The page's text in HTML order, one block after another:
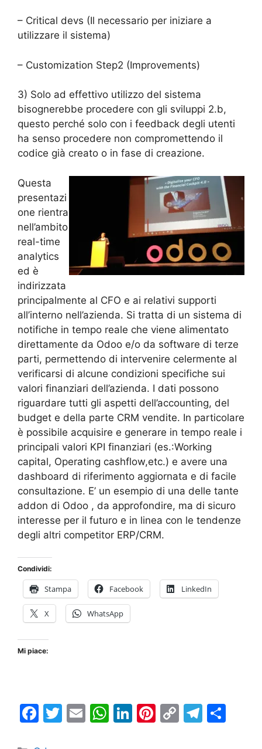
– Critical devs (Il necessario per iniziare a
utilizzare il sistema)
– Customization Step2 (Improvements)
3) Solo ad effettivo utilizzo del sistema
bisognerebbe procedere con gli sviluppi 2.b,
questo perché solo con i feedback degli utenti
ha senso procedere non compromettendo il
codice già creato o in fase di creazione.
Questa
presentazi
one rientra
nell’ambito
real-time
analytics
ed è
indirizzata
principalmente al CFO e ai relativi supporti
all’interno nell’azienda. Si tratta di un sistema di
notifiche in tempo reale che viene alimentato
direttamente da Odoo e/o da software di terze
parti, permettendo di intervenire celermente al
verificarsi di alcune condizioni specifiche sui
valori finanziari dell’azienda. I dati possono
riguardare tutti gli aspetti dell’accounting, del
budget e della parte CRM vendite. In particolare
è possibile acquisire e generare in tempo reale i
principali valori KPI finanziari (es.:Working
capital, Operating cashflow,etc.) e avere una
dashboard di riferimento aggiornata e di facile
consultazione. E’ un esempio di una delle tante
addon di Odoo , da approfondire, ma di sicuro
interesse per il futuro e in linea con le tendenze
degli altri competitor ERP/CRM.
Condividi:
Stampa Facebook LinkedIn
X WhatsApp
Mi piace:
F
T
E
W Li Pi C
T